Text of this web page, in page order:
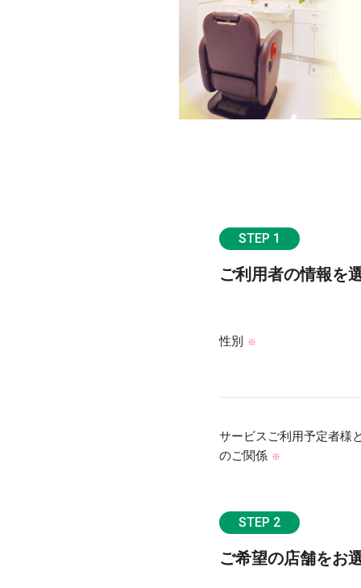
STEP 1
ご利用者の情報を
性別 ※
サービスご利用予定者様
のご関係 ※
STEP 2
ご希望の店舗をお